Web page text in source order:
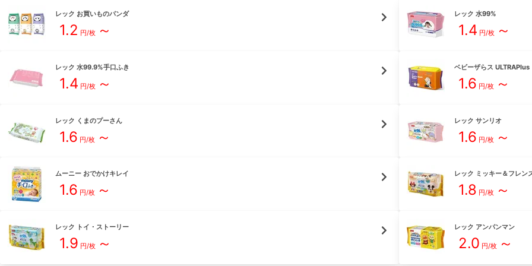
レック お買いものパンダ
1.2 円/枚 ～
レック 水99%
1.4 円/枚 ～
レック 水99.9%手口ふき
1.4 円/枚 ～
ベビーザらス ULTRAPlus
1.6 円/枚 ～
レック くまのプーさん
1.6 円/枚 ～
レック サンリオ
1.6 円/枚 ～
ムーニー おでかけキレイ
1.6 円/枚 ～
レック ミッキー＆フレン
1.8 円/枚 ～
レック トイ・ストーリー
1.9 円/枚 ～
レック アンパンマン
2.0 円/枚 ～